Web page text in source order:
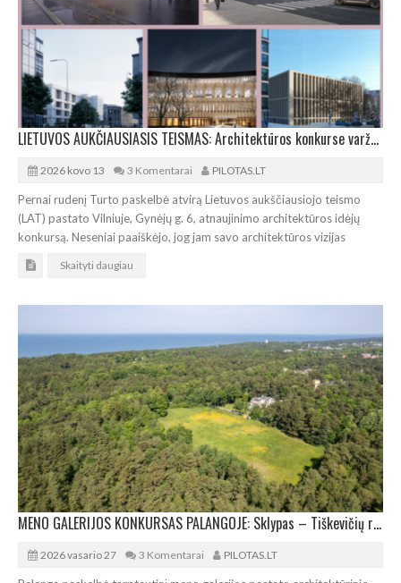
LIETUVOS AUKČIAUSIASIS TEISMAS: Architektūros konkurse varžosi 8 rekonstrukcijos vizijos
2026 kovo 13 3 Komentarai PILOTAS.LT
Pernai rudenį Turto paskelbė atvirą Lietuvos aukščiausiojo teismo
(LAT) pastato Vilniuje, Gynėjų g. 6, atnaujinimo architektūros idėjų
konkursą. Neseniai paaiškėjo, jog jam savo architektūros vizijas
Skaityti daugiau
MENO GALERIJOS KONKURSAS PALANGOJE: Sklypas – Tiškevičių rūmų pašonėje
2026 vasario 27 3 Komentarai PILOTAS.LT